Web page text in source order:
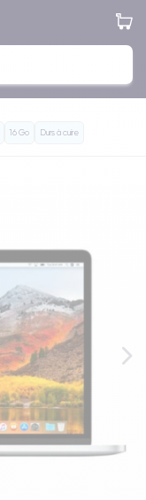
16 Go Durs à cuire